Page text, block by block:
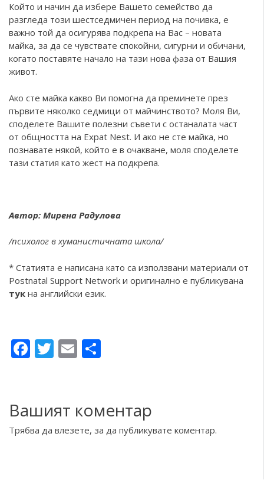
Който и начин да избере Вашето семейство да
разгледа този шестседмичен период на почивка, е
важно той да осигурява подкрепа на Вас – новата
майка, за да се чувствате спокойни, сигурни и обичани,
когато поставяте начало на тази нова фаза от Вашия
живот.
Ако сте майка какво Ви помогна да преминете през
първите няколко седмици от майчинството? Моля Ви,
споделете Вашите полезни съвети с останалата част
от общността на Expat Nest. И ако не сте майка, но
познавате някой, който е в очакване, моля споделете
тази статия като жест на подкрепа.
Автор: Мирена Радулова
/психолог в хуманистичната школа/
* Статията е написана като са използвани материали от
Postnatal Support Network и оригинално е публикувана
тук на английски език.
Facebook
Twitter
Email
Вашият коментар
Трябва да влезете, за да публикувате коментар.